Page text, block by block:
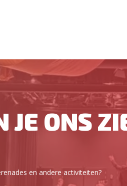
JE ONS
en andere activiteiten?